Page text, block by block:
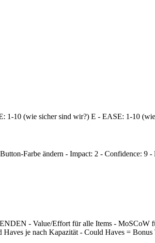
10 (wie sicher sind wir?) E - EASE: 1-10
Farbe ändern - Impact: 2 - Confidence: 9
- Value/Effort für alle Items -
je nach Kapazität - Could Haves =